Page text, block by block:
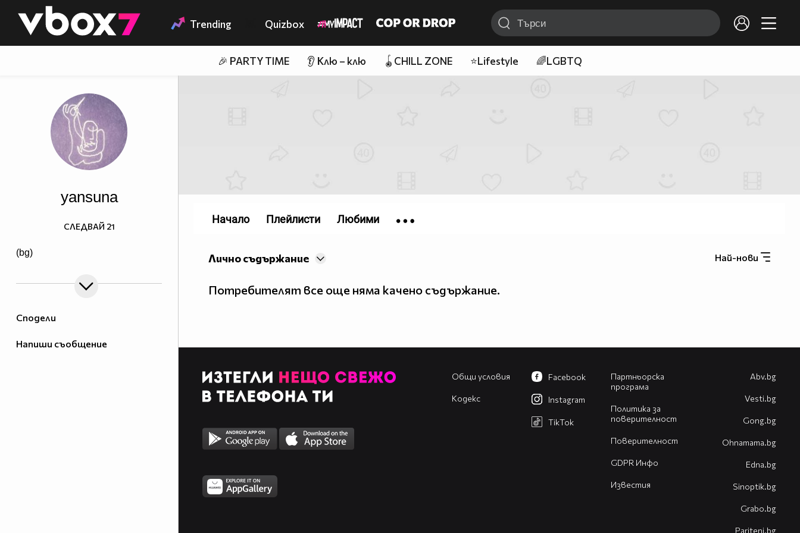
👾 Trending Quizbox
🎉 PARTY TIME 👂 Клю – клю 🪀CHILL ZONE ⭐Lifestyle 🌈LGBTQ
Сподели
Напиши съобщение
yansuna
(bg)
СЛЕДВАЙ 21
Най-нови
Лично съдържание
Потребителят все още няма качено съдържание.
Начало Плейлисти Любими
Общи условия
Кодекс
Партньорска
програма
Политика за
поверителност
Поверителност
GDPR Инфо
Известия
Facebook
Instagram
TikTok
Abv.bg
Vesti.bg
Gong.bg
Оhnamama.bg
Edna.bg
Sinoptik.bg
Grabo.bg
Pariteni.bg